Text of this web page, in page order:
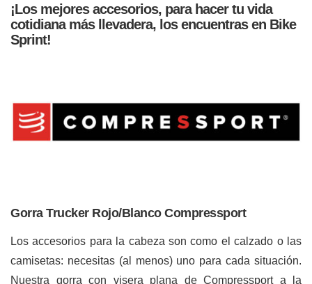
¡Los mejores accesorios, para hacer tu vida
cotidiana más llevadera, los encuentras en Bike
Sprint!
Gorra Trucker Rojo/Blanco Compressport
Los accesorios para la cabeza son como el calzado o las
camisetas: necesitas (al menos) uno para cada situación.
Nuestra gorra con visera plana de Compressport a la